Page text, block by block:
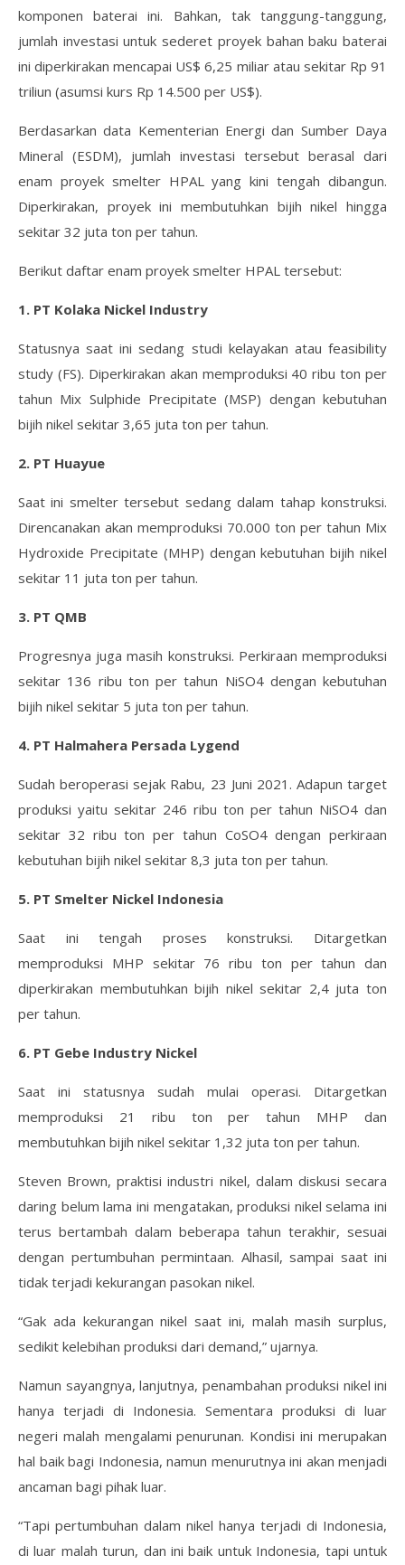
komponen baterai ini. Bahkan, tak tanggung-tanggung,
jumlah investasi untuk sederet proyek bahan baku baterai
ini diperkirakan mencapai US$ 6,25 miliar atau sekitar Rp 91
triliun (asumsi kurs Rp 14.500 per US$).
Berdasarkan data Kementerian Energi dan Sumber Daya
Mineral (ESDM), jumlah investasi tersebut berasal dari
enam proyek smelter HPAL yang kini tengah dibangun.
Diperkirakan, proyek ini membutuhkan bijih nikel hingga
sekitar 32 juta ton per tahun.
Berikut daftar enam proyek smelter HPAL tersebut:
1. PT Kolaka Nickel Industry
Statusnya saat ini sedang studi kelayakan atau feasibility
study (FS). Diperkirakan akan memproduksi 40 ribu ton per
tahun Mix Sulphide Precipitate (MSP) dengan kebutuhan
bijih nikel sekitar 3,65 juta ton per tahun.
2. PT Huayue
Saat ini smelter tersebut sedang dalam tahap konstruksi.
Direncanakan akan memproduksi 70.000 ton per tahun Mix
Hydroxide Precipitate (MHP) dengan kebutuhan bijih nikel
sekitar 11 juta ton per tahun.
3. PT QMB
Progresnya juga masih konstruksi. Perkiraan memproduksi
sekitar 136 ribu ton per tahun NiSO4 dengan kebutuhan
bijih nikel sekitar 5 juta ton per tahun.
4. PT Halmahera Persada Lygend
Sudah beroperasi sejak Rabu, 23 Juni 2021. Adapun target
produksi yaitu sekitar 246 ribu ton per tahun NiSO4 dan
sekitar 32 ribu ton per tahun CoSO4 dengan perkiraan
kebutuhan bijih nikel sekitar 8,3 juta ton per tahun.
5. PT Smelter Nickel Indonesia
Saat ini tengah proses konstruksi. Ditargetkan
memproduksi MHP sekitar 76 ribu ton per tahun dan
diperkirakan membutuhkan bijih nikel sekitar 2,4 juta ton
per tahun.
6. PT Gebe Industry Nickel
Saat ini statusnya sudah mulai operasi. Ditargetkan
memproduksi 21 ribu ton per tahun MHP dan
membutuhkan bijih nikel sekitar 1,32 juta ton per tahun.
Steven Brown, praktisi industri nikel, dalam diskusi secara
daring belum lama ini mengatakan, produksi nikel selama ini
terus bertambah dalam beberapa tahun terakhir, sesuai
dengan pertumbuhan permintaan. Alhasil, sampai saat ini
tidak terjadi kekurangan pasokan nikel.
“Gak ada kekurangan nikel saat ini, malah masih surplus,
sedikit kelebihan produksi dari demand,” ujarnya.
Namun sayangnya, lanjutnya, penambahan produksi nikel ini
hanya terjadi di Indonesia. Sementara produksi di luar
negeri malah mengalami penurunan. Kondisi ini merupakan
hal baik bagi Indonesia, namun menurutnya ini akan menjadi
ancaman bagi pihak luar.
“Tapi pertumbuhan dalam nikel hanya terjadi di Indonesia,
di luar malah turun, dan ini baik untuk Indonesia, tapi untuk